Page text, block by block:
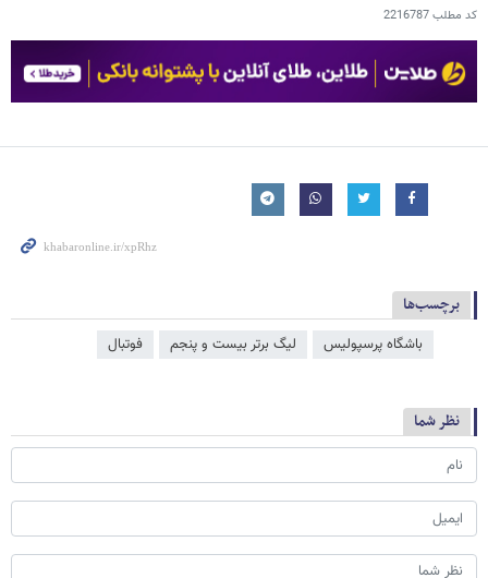
کد مطلب2216787
برچسب‌ها
باشگاه پرسپولیس لیگ برتر بیست و پنجم فوتبال
نظر شما